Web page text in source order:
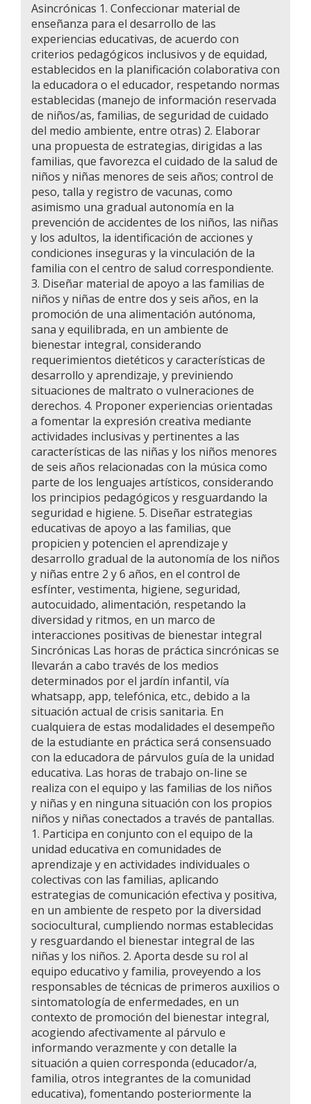
Asincrónicas 1. Confeccionar material de
enseñanza para el desarrollo de las
experiencias educativas, de acuerdo con
criterios pedagógicos inclusivos y de equidad,
establecidos en la planificación colaborativa con
la educadora o el educador, respetando normas
establecidas (manejo de información reservada
de niños/as, familias, de seguridad de cuidado
del medio ambiente, entre otras) 2. Elaborar
una propuesta de estrategias, dirigidas a las
familias, que favorezca el cuidado de la salud de
niños y niñas menores de seis años; control de
peso, talla y registro de vacunas, como
asimismo una gradual autonomía en la
prevención de accidentes de los niños, las niñas
y los adultos, la identificación de acciones y
condiciones inseguras y la vinculación de la
familia con el centro de salud correspondiente.
3. Diseñar material de apoyo a las familias de
niños y niñas de entre dos y seis años, en la
promoción de una alimentación autónoma,
sana y equilibrada, en un ambiente de
bienestar integral, considerando
requerimientos dietéticos y características de
desarrollo y aprendizaje, y previniendo
situaciones de maltrato o vulneraciones de
derechos. 4. Proponer experiencias orientadas
a fomentar la expresión creativa mediante
actividades inclusivas y pertinentes a las
características de las niñas y los niños menores
de seis años relacionadas con la música como
parte de los lenguajes artísticos, considerando
los principios pedagógicos y resguardando la
seguridad e higiene. 5. Diseñar estrategias
educativas de apoyo a las familias, que
propicien y potencien el aprendizaje y
desarrollo gradual de la autonomía de los niños
y niñas entre 2 y 6 años, en el control de
esfínter, vestimenta, higiene, seguridad,
autocuidado, alimentación, respetando la
diversidad y ritmos, en un marco de
interacciones positivas de bienestar integral
Sincrónicas Las horas de práctica sincrónicas se
llevarán a cabo través de los medios
determinados por el jardín infantil, vía
whatsapp, app, telefónica, etc., debido a la
situación actual de crisis sanitaria. En
cualquiera de estas modalidades el desempeño
de la estudiante en práctica será consensuado
con la educadora de párvulos guía de la unidad
educativa. Las horas de trabajo on-line se
realiza con el equipo y las familias de los niños
y niñas y en ninguna situación con los propios
niños y niñas conectados a través de pantallas.
1. Participa en conjunto con el equipo de la
unidad educativa en comunidades de
aprendizaje y en actividades individuales o
colectivas con las familias, aplicando
estrategias de comunicación efectiva y positiva,
en un ambiente de respeto por la diversidad
sociocultural, cumpliendo normas establecidas
y resguardando el bienestar integral de las
niñas y los niños. 2. Aporta desde su rol al
equipo educativo y familia, proveyendo a los
responsables de técnicas de primeros auxilios o
sintomatología de enfermedades, en un
contexto de promoción del bienestar integral,
acogiendo afectivamente al párvulo e
informando verazmente y con detalle la
situación a quien corresponda (educador/a,
familia, otros integrantes de la comunidad
educativa), fomentando posteriormente la